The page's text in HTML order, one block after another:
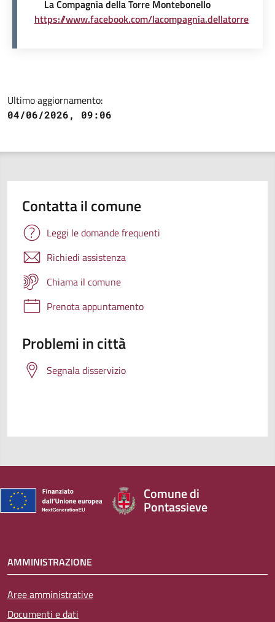
La Compagnia della Torre Montebonello
https://www.facebook.com/lacompagnia.dellatorre
Ultimo aggiornamento:
04/06/2026, 09:06
Contatta il comune
Leggi le domande frequenti
Richiedi assistenza
Chiama il comune
Prenota appuntamento
Problemi in città
Segnala disservizio
Comune di
Pontassieve
AMMINISTRAZIONE
Aree amministrative
Documenti e dati